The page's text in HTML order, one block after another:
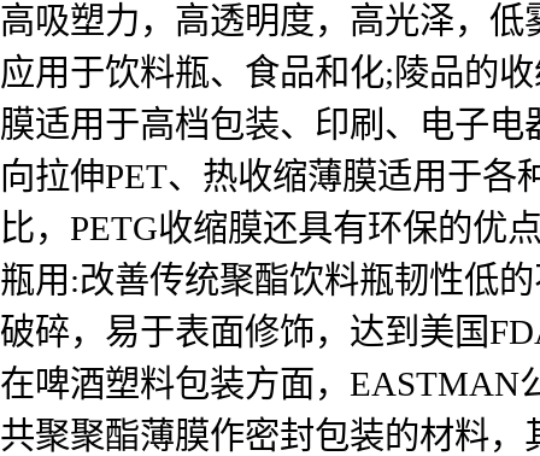
高吸塑力，高透明度，高光泽，
应用于饮料瓶、食品和化;陵品的
膜适用于高档包装、印刷、电子
向拉伸PET、热收缩薄膜适用于各
比，PETG收缩膜还具有环保的优
瓶用:改善传统聚酯饮料瓶韧性低
破碎，易于表面修饰，达到美国
在啤酒塑料包装方面，EASTMAN
共聚聚酯薄膜作密封包装的材料